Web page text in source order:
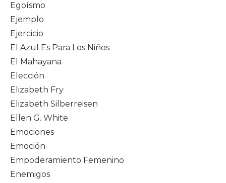
Egoísmo
Ejemplo
Ejercicio
El Azul Es Para Los Niños
El Mahayana
Elección
Elizabeth Fry
Elizabeth Silberreisen
Ellen G. White
Emociones
Emoción
Empoderamiento Femenino
Enemigos